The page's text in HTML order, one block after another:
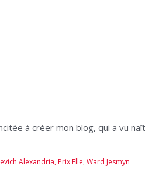
à créer mon blog, qui a vu
Alexandria,Prix Elle,Ward Jesmyn